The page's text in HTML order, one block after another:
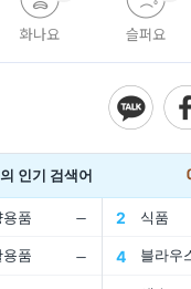
화나요 슬퍼요